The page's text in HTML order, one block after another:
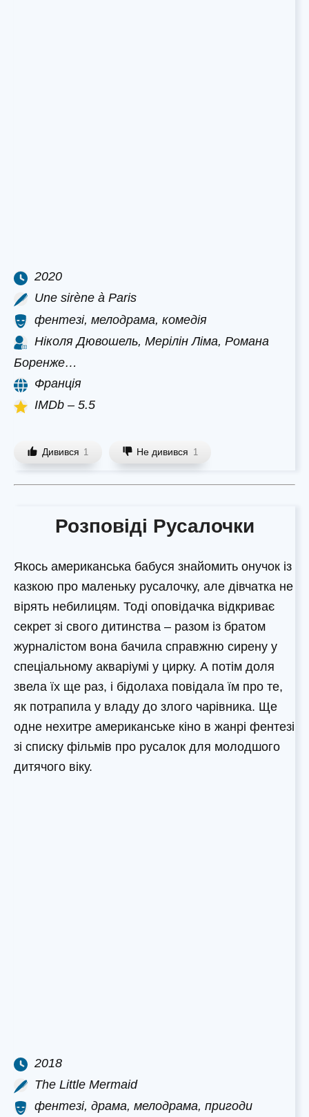
2020
Une sirène à Paris
фентезі, мелодрама, комедія
Ніколя Дювошель, Мерілін Ліма, Романа
Боренже…
Франція
IMDb – 5.5
Дивився 1 Не дивився 1
Розповіді Русалочки
Якось американська бабуся знайомить онучок із
казкою про маленьку русалочку, але дівчатка не
вірять небилицям. Тоді оповідачка відкриває
секрет зі свого дитинства – разом із братом
журналістом вона бачила справжню сирену у
спеціальному акваріумі у цирку. А потім доля
звела їх ще раз, і бідолаха повідала їм про те,
як потрапила у владу до злого чарівника. Ще
одне нехитре американське кіно в жанрі фентезі
зі списку фільмів про русалок для молодшого
дитячого віку.
2018
The Little Mermaid
фентезі, драма, мелодрама, пригоди